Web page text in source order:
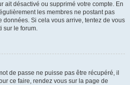
ait désactivé ou supprimé votre compte. En
les membres ne postant pas
Si cela vous arrive, tentez de vous
sur le forum.
de passe ne puisse pas être récupéré, il
ce faire, rendez vous sur la page de